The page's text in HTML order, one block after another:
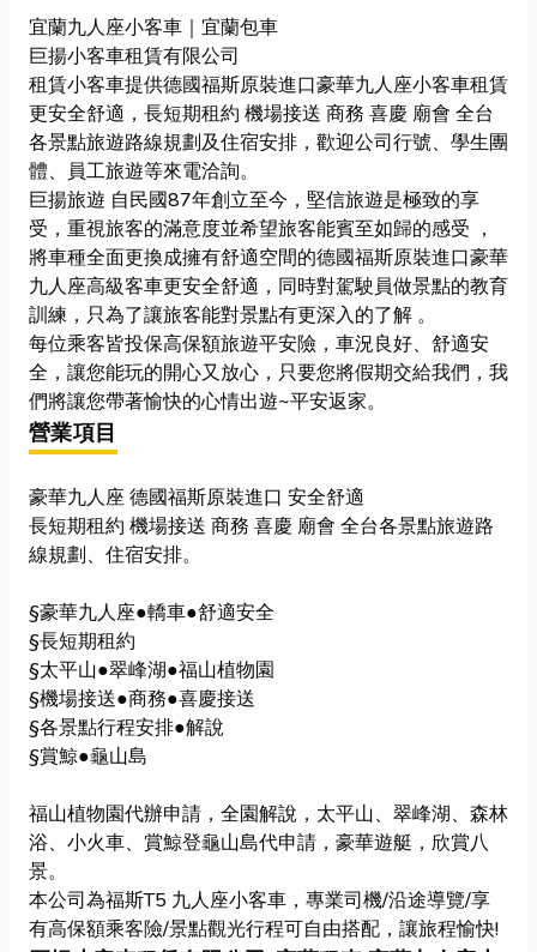
宜蘭九人座小客車｜宜蘭包車
巨揚小客車租賃有限公司
租賃小客車提供德國福斯原裝進口豪華九人座小客車租賃
更安全舒適，長短期租約 機場接送 商務 喜慶 廟會 全台
各景點旅遊路線規劃及住宿安排，歡迎公司行號、學生團
體、員工旅遊等來電洽詢。
巨揚旅遊 自民國87年創立至今，堅信旅遊是極致的享
受，重視旅客的滿意度並希望旅客能賓至如歸的感受 ，
將車種全面更換成擁有舒適空間的德國福斯原裝進口豪華
九人座高級客車更安全舒適，同時對駕駛員做景點的教育
訓練，只為了讓旅客能對景點有更深入的了解 。
每位乘客皆投保高保額旅遊平安險，車況良好、舒適安
全，讓您能玩的開心又放心，只要您將假期交給我們，我
們將讓您帶著愉快的心情出遊~平安返家。
營業項目
豪華九人座 德國福斯原裝進口 安全舒適
長短期租約 機場接送 商務 喜慶 廟會 全台各景點旅遊路
線規劃、住宿安排。
§豪華九人座●轎車●舒適安全
§長短期租約
§太平山●翠峰湖●福山植物園
§機場接送●商務●喜慶接送
§各景點行程安排●解說
§賞鯨●龜山島
福山植物園代辦申請，全園解說，太平山、翠峰湖、森林
浴、小火車、賞鯨登龜山島代申請，豪華遊艇，欣賞八
景。
本公司為福斯T5 九人座小客車，專業司機/沿途導覽/享
有高保額乘客險/景點觀光行程可自由搭配，讓旅程愉快!